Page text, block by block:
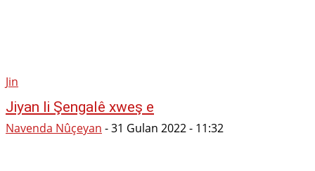
Jin
Jiyan li Şengalê xweş e
Navenda Nûçeyan -31 Gulan 2022 - 11:32